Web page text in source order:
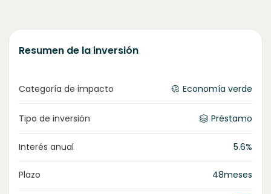
Resumen de la inversión
Categoría de impacto Economía verde
Tipo de inversión Préstamo
Interés anual 5.6%
Plazo 48meses